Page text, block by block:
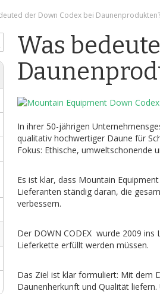
der Down Codex bei Daunenprodukten?
Was
In ihrer 50-jährigen
qualitativ hochwertiger Daune für
Fokus: Ethische, umweltschonende
Es ist klar, dass Mountain
Lieferanten ständig daran, die
verbessern.
Der DOWN CODEX wurde 2009 ins
Lieferkette erfüllt werden müssen.
Das Ziel ist klar formuliert: Mit dem
Daunenherkunft und Qualität